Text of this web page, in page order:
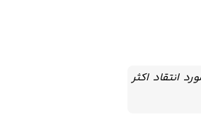
انتقاد اکثر